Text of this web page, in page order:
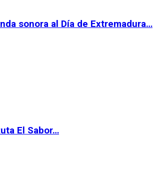
sonora al Día de Extremadura…
El Sabor…